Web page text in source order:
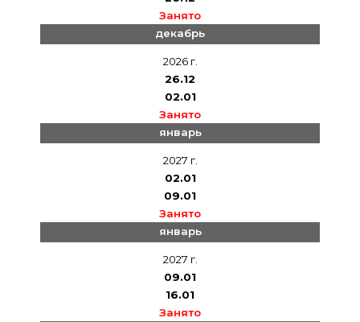
Занято
декабрь
2026 г.
26.12
02.01
Занято
январь
2027 г.
02.01
09.01
Занято
январь
2027 г.
09.01
16.01
Занято